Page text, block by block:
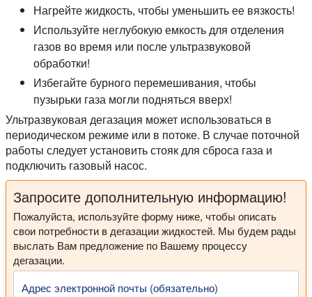
Нагрейте жидкость, чтобы уменьшить ее вязкость!
Используйте неглубокую емкость для отделения
газов во время или после ультразвуковой
обработки!
Избегайте бурного перемешивания, чтобы
пузырьки газа могли подняться вверх!
Ультразвуковая дегазация может использоваться в
периодическом режиме или в потоке. В случае поточной
работы следует установить стояк для сброса газа и
подключить газовый насос.
Запросите дополнительную информацию!
Пожалуйста, используйте форму ниже, чтобы описать
свои потребности в дегазации жидкостей. Мы будем рады
выслать Вам предложение по Вашему процессу
дегазации.
Адрес электронной почты (обязательно)